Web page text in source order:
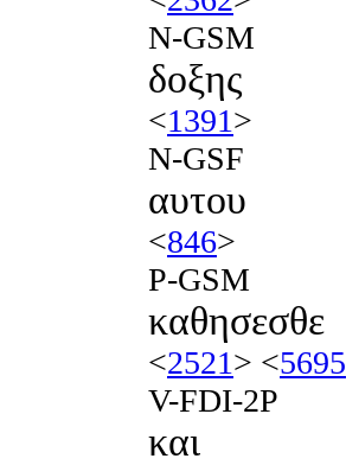
N-GSM
δοξης
<1391>
N-GSF
αυτου
<846>
P-GSM
καθησεσθε
<2521> <5695
V-FDI-2P
και